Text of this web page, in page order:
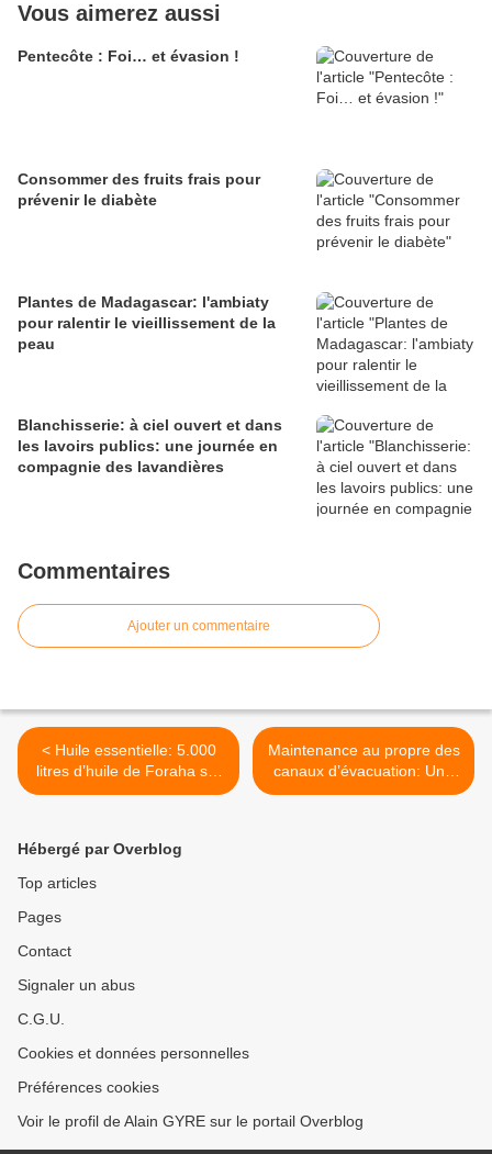
Vous aimerez aussi
Pentecôte : Foi… et évasion !
Consommer des fruits frais pour
prévenir le diabète
Plantes de Madagascar: l'ambiaty
pour ralentir le vieillissement de la
peau
Blanchisserie: à ciel ouvert et dans
les lavoirs publics: une journée en
compagnie des lavandières
Commentaires
Ajouter un commentaire
< Huile essentielle: 5.000
litres d’huile de Foraha sur
le marché national
Maintenance au propre des
canaux d’évacuation: Une
mission presque impossible
Hébergé par Overblog
Top articles
Pages
Contact
Signaler un abus
C.G.U.
Cookies et données personnelles
Préférences cookies
Voir le profil de Alain GYRE sur le portail Overblog